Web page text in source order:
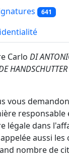
641
Carlo DI
HANDSCHUTTER
vous
responsable
légale dans
aussi les
nombre de